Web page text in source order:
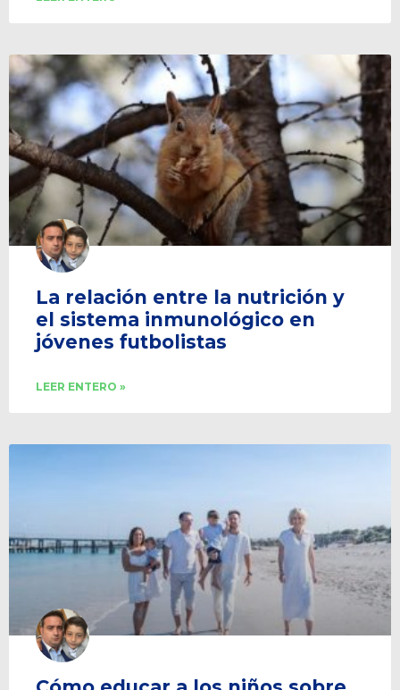
La relación entre la nutrición y
el sistema inmunológico en
jóvenes futbolistas
LEER ENTERO »